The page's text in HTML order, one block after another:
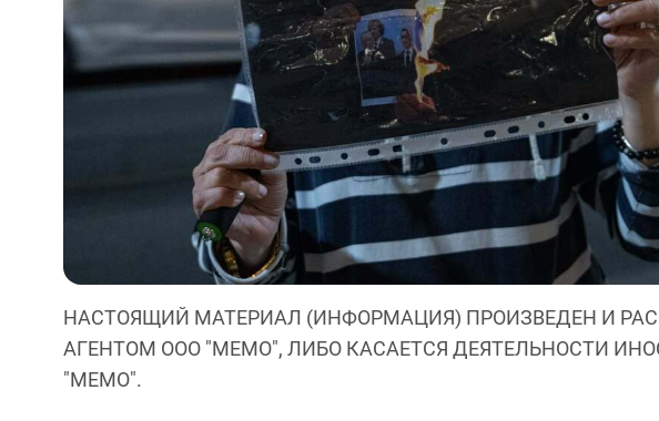
НАСТОЯЩИЙ МАТЕРИАЛ (ИНФОРМАЦИЯ) ПРОИЗВЕДЕН И
АГЕНТОМ ООО "МЕМО", ЛИБО КАСАЕТСЯ ДЕЯТЕЛЬНОСТИ
"МЕМО".